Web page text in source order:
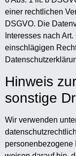
einer rechtlichen
DSGVO. Die
Interesses nach
einschlägigen
Hinweis
sonstige
Wir verwenden
personenbezogene